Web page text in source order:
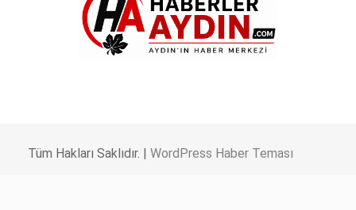
Tüm Hakları Saklıdır. | WordPress Haber Teması